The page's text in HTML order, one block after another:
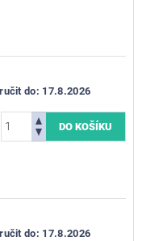
do: 17.8.2026
do: 17.8.2026